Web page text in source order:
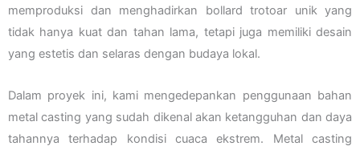
memproduksi dan menghadirkan bollard trotoar unik yang
tidak hanya kuat dan tahan lama, tetapi juga memiliki desain
yang estetis dan selaras dengan budaya lokal.
Dalam proyek ini, kami mengedepankan penggunaan bahan
metal casting yang sudah dikenal akan ketangguhan dan daya
tahannya terhadap kondisi cuaca ekstrem. Metal casting